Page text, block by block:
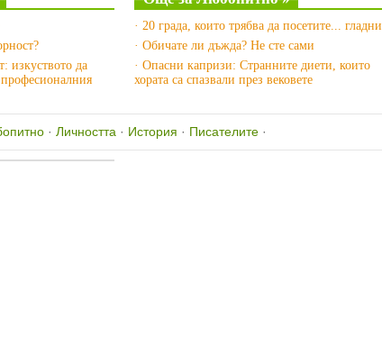
изкуството да
· 20 града, които трябва да посетите... гладни
· Обичате ли дъжда? Не сте сами
· Опасни капризи: Странните диети, които
хората са спазвали през вековете
· Личността · История · Писателите ·